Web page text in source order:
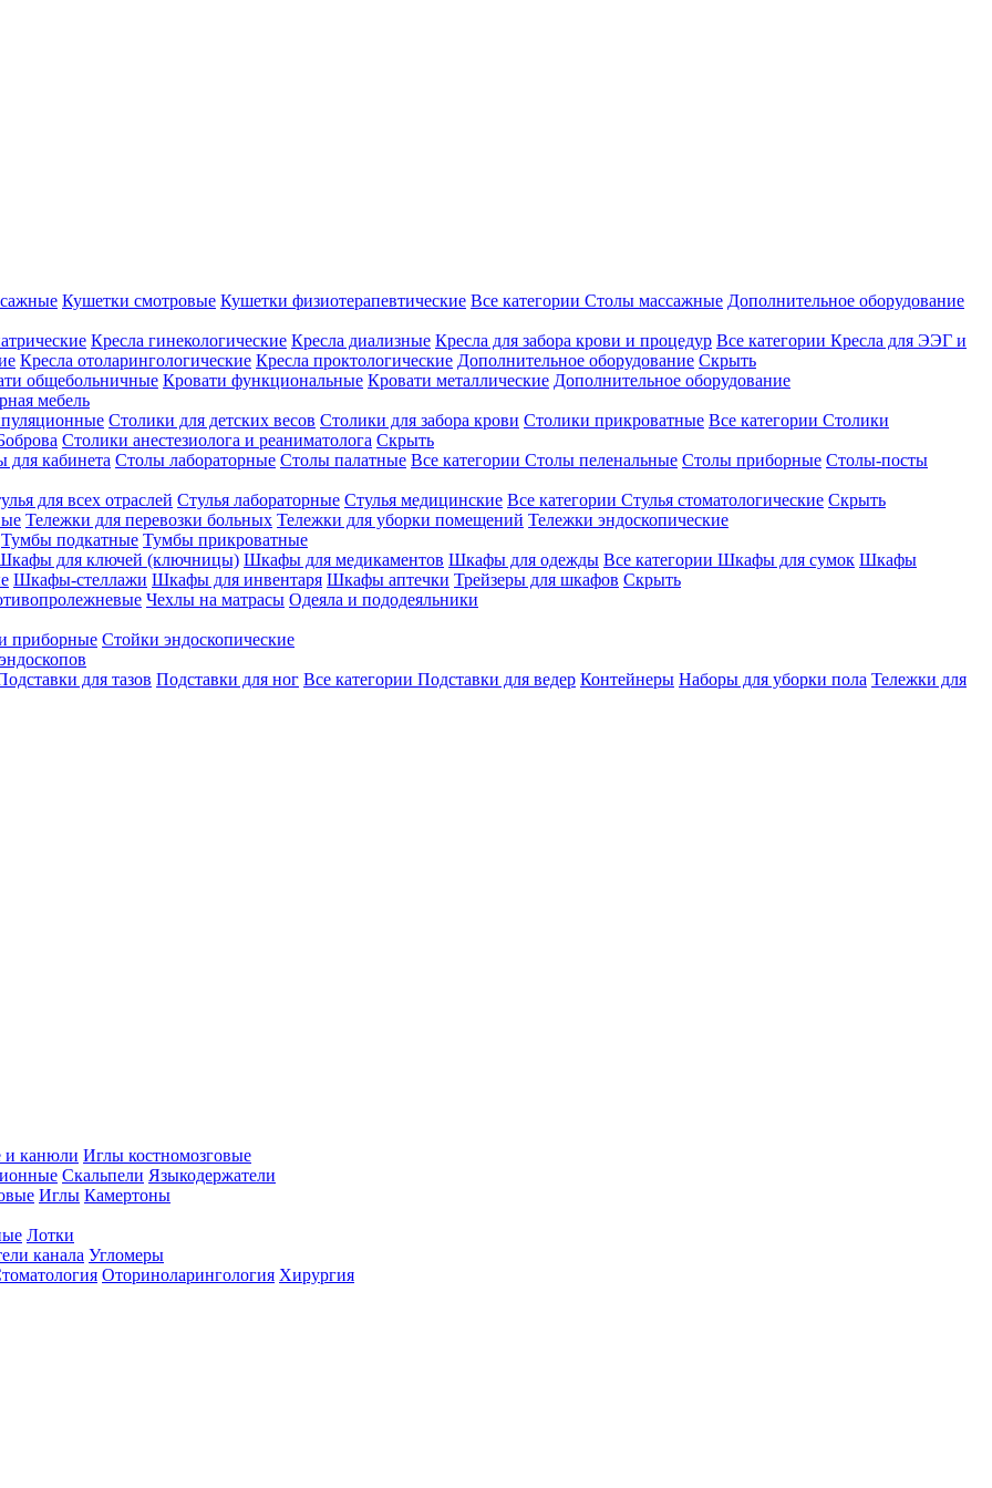
Кушетки смотровые Кушетки физиотерапевтические Все категории Столы массажные Дополнительное оборудование
Кресла гинекологические Кресла диализные Кресла для забора крови и процедур Все категории Кресла для ЭЭГ и
Кресла отоларингологические Кресла проктологические Дополнительное оборудование Скрыть
общебольничные Кровати функциональные Кровати металлические Дополнительное оборудование
мебель
Столики для детских весов Столики для забора крови Столики прикроватные Все категории Столики
Столики анестезиолога и реаниматолога Скрыть
для кабинета Столы лабораторные Столы палатные Все категории Столы пеленальные Столы приборные Столы-посты
для всех отраслей Стулья лабораторные Стулья медицинские Все категории Стулья стоматологические Скрыть
Тележки для перевозки больных Тележки для уборки помещений Тележки эндоскопические
Тумбы подкатные Тумбы прикроватные
для ключей (ключницы) Шкафы для медикаментов Шкафы для одежды Все категории Шкафы для сумок Шкафы
Шкафы-стеллажи Шкафы для инвентаря Шкафы аптечки Трейзеры для шкафов Скрыть
Чехлы на матрасы Одеяла и пододеяльники
приборные Стойки эндоскопические
для тазов Подставки для ног Все категории Подставки для ведер Контейнеры Наборы для уборки пола Тележки для
и канюли Иглы костномозговые
Скальпели Языкодержатели
Иглы Камертоны
Лотки
канала Угломеры
Оториноларингология Хирургия